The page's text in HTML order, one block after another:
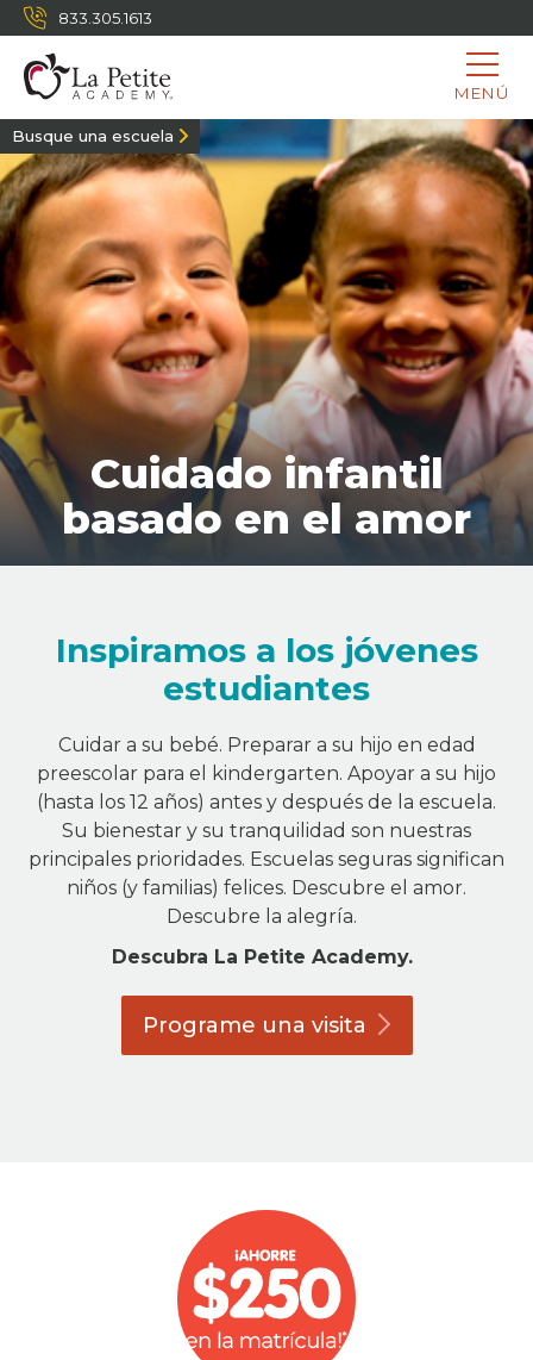
833.305.1613
MENÚ
Busque una escuela
Cuidado infantil
basado en el amor
Inspiramos a los jóvenes
estudiantes
Cuidar a su bebé. Preparar a su hijo en edad
preescolar para el kindergarten. Apoyar a su hijo
(hasta los 12 años) antes y después de la escuela.
Su bienestar y su tranquilidad son nuestras
principales prioridades. Escuelas seguras significan
niños (y familias) felices. Descubre el amor.
Descubre la alegría.
Descubra La Petite Academy.
Programe una visita